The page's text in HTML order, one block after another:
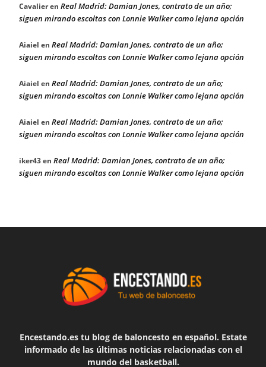
Cavalieren Real Madrid: Damian Jones, contrato de un año;
siguen mirando escoltas con Lonnie Walker como lejana opción
Aiaiel en Real Madrid: Damian Jones, contrato de un año;
siguen mirando escoltas con Lonnie Walker como lejana opción
Aiaiel en Real Madrid: Damian Jones, contrato de un año;
siguen mirando escoltas con Lonnie Walker como lejana opción
Aiaiel en Real Madrid: Damian Jones, contrato de un año;
siguen mirando escoltas con Lonnie Walker como lejana opción
iker43en Real Madrid: Damian Jones, contrato de un año;
siguen mirando escoltas con Lonnie Walker como lejana opción
Encestando.es tu blog de baloncesto en español. Estate
informado de las últimas noticias relacionadas con el
mundo del basketball.